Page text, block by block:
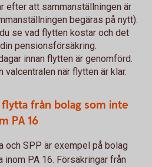
efter att sammanställningen är
begäras på nytt).
se vad flytten kostar och det
pensionsförsäkring.
innan flytten är genomförd.
valcentralen när flytten är klar.
från bolag som inte
PA 16
och SPP är exempel på bolag
inom PA 16. Försäkringar från